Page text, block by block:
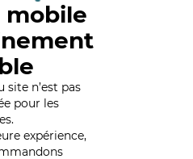
mobile
site n’est pas
pour les
expérience,